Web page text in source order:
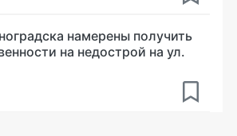
намерены получить
на недострой на ул.